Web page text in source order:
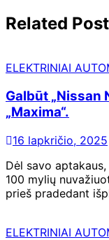
Related
ELEKTRINIAI
Galbūt „Nissan
„Maxima“.
16 lapkričio, 2025
Dėl savo
100 mylių
prieš pradedant
ELEKTRINIAI